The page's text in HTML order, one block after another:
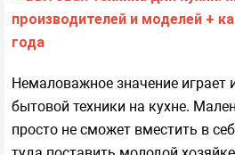
Немаловажное значение играет
бытовой техники на кухне.
просто не сможет вместить в